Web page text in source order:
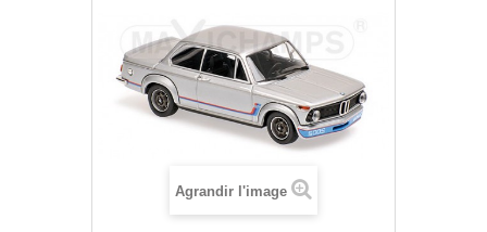
Agrandir l'image